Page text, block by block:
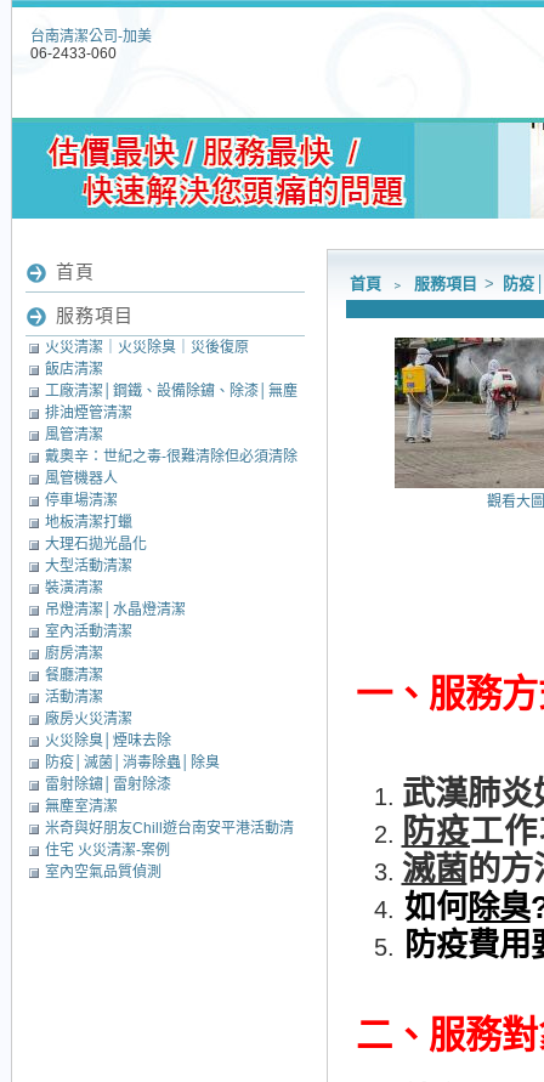
台南清潔公司-加美
06-2433-060
首頁 ﹥ 服務項目 > 防疫
觀看大
一、 服務
武漢肺炎
防疫工
滅菌的方
如何除臭
防疫費用
二、 服務
首頁
服務項目
火災清潔｜火災除臭｜災後復原
飯店清潔
工廠清潔│鋼鐵、設備除鏽、除漆│無塵
室清潔│中央廚房清潔
排油煙管清潔
風管清潔
戴奧辛：世紀之毒-很難清除但必須清除
的毒素
風管機器人
停車場清潔
地板清潔打蠟
大理石拋光晶化
大型活動清潔
裝潢清潔
吊燈清潔│水晶燈清潔
室內活動清潔
廚房清潔
餐廳清潔
活動清潔
廠房火災清潔
火災除臭│煙味去除
防疫│滅菌│消毒除蟲│除臭
雷射除鏽│雷射除漆
無塵室清潔
米奇與好朋友Chill遊台南安平港活動清
潔
住宅 火災清潔-案例
室內空氣品質偵測